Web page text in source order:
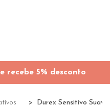
recebe 5% desconto
Durex Sensitivo